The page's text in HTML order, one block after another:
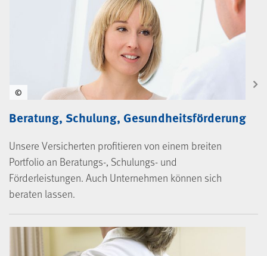
Beratung, Schulung, Gesundheitsförderung
Unsere Versicherten profitieren von einem breiten
Portfolio an Beratungs-, Schulungs- und
Förderleistungen. Auch Unternehmen können sich
beraten lassen.
©